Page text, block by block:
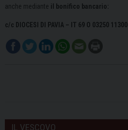
anche mediante il bonifico bancario:
c/c DIOCESI DI PAVIA – IT 69 O 03250 11300
IL VESCOVO